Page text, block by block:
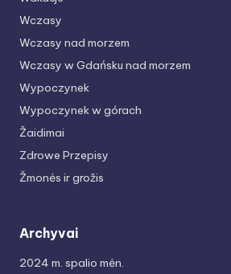
Wczasy
Wczasy nad morzem
Wczasy w Gdańsku nad morzem
Wypoczynek
Wypoczynek w górach
Žaidimai
Zdrowe Przepisy
Žmonės ir grožis
Archyvai
2024 m. spalio mėn.